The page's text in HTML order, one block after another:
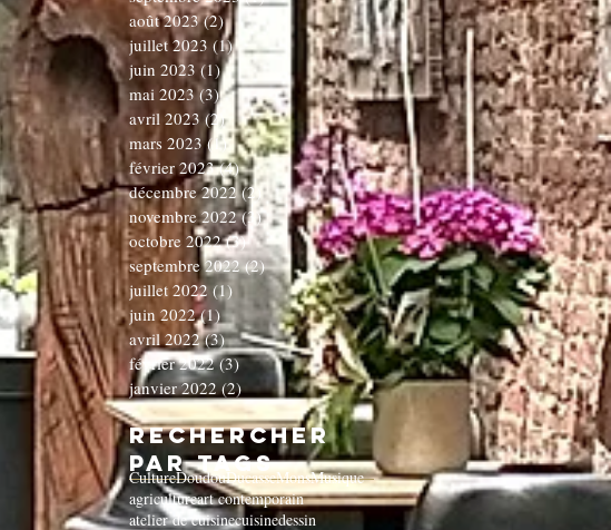
août 2023 (2)2 posts
juillet 2023 (1)1 post
juin 2023 (1)1 post
mai 2023 (3)3 posts
avril 2023 (2)2 posts
mars 2023 (1)1 post
février 2023 (4)4 posts
décembre 2022 (2)2 posts
novembre 2022 (3)3 posts
octobre 2022 (3)3 posts
septembre 2022 (2)2 posts
juillet 2022 (1) 1 post
juin 2022 (1)1 post
avril 2022 (3)3 posts
février 2022 (3)3 posts
janvier 2022 (2)2 posts
Rechercher
par Tags
CultureDoudouDucasseMonsMusique
agricultureart contemporain
atelier de cuisinecuisinedessin